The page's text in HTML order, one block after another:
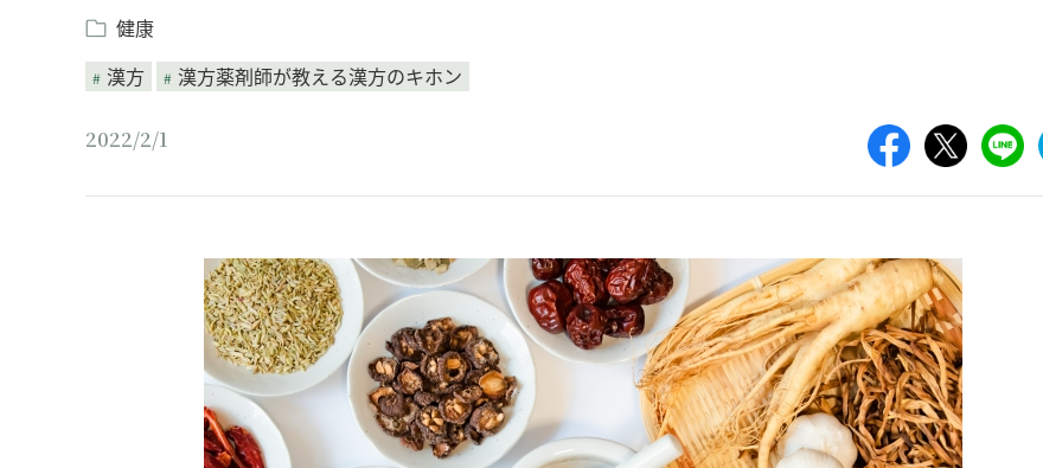
健康
漢方
漢方薬剤師が教える漢方のキホン
2022/2/1